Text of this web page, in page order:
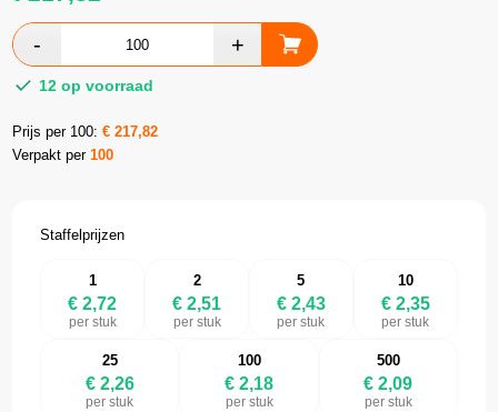
12 op voorraad
Prijs per 100:€217,82
Verpakt per100
Staffelprijzen
1
€ 2,72
per stuk
2
€ 2,51
per stuk
5
€ 2,43
per stuk
10
€ 2,35
per stuk
25
€ 2,26
per stuk
100
€ 2,18
per stuk
500
€ 2,09
per stuk